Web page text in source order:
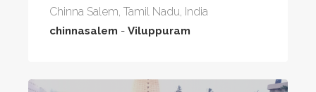
Chinna Salem, Tamil Nadu, India
chinnasalem - Viluppuram